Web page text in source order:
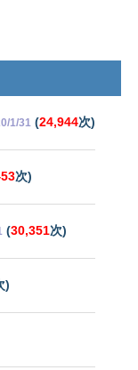
1/31 (24,944次)
次)
(30,351次)
)